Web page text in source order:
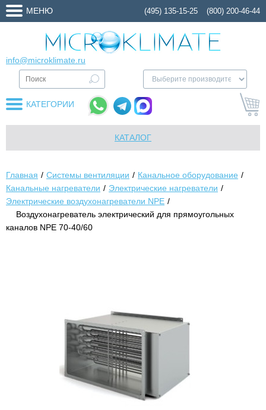
МЕНЮ (495) 135-15-25 (800) 200-46-44
info@microklimate.ru
КАТЕГОРИИ
КАТАЛОГ
Главная Системы вентиляции
Канальное оборудование
Канальные нагреватели
Электрические нагреватели
Электрические воздухонагреватели NPE
Воздухонагреватель электрический для прямоугольных
каналов NPE 70-40/60